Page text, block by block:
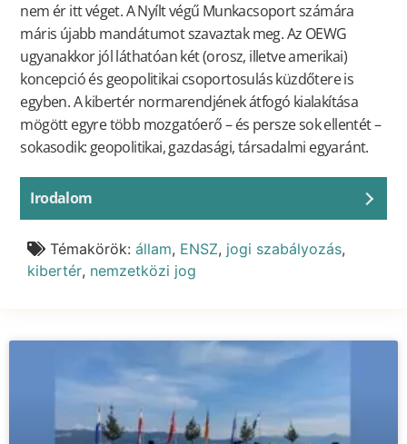
nem ér itt véget. A Nyílt végű Munkacsoport számára
máris újabb mandátumot szavaztak meg. Az OEWG
ugyanakkor jól láthatóan két (orosz, illetve amerikai)
koncepció és geopolitikai csoportosulás küzdőtere is
egyben. A kibertér normarendjének átfogó kialakítása
mögött egyre több mozgatóerő – és persze sok ellentét –
sokasodik: geopolitikai, gazdasági, társadalmi egyaránt.
Irodalom
Témakörök: állam, ENSZ, jogi szabályozás,
kibertér, nemzetközi jog